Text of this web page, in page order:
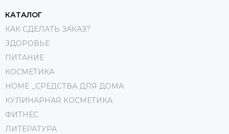
КАТАЛОГ
КАК СДЕЛАТЬ ЗАКАЗ?
ЗДОРОВЬЕ
ПИТАНИЕ
КОСМЕТИКА
HOME _СРЕДСТВА ДЛЯ ДОМА
КУЛИНАРНАЯ КОСМЕТИКА
ФИТНЕС
ЛИТЕРАТУРА